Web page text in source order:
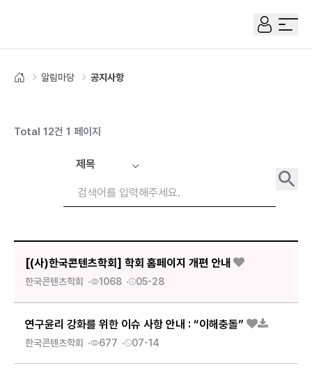
전체
알림마당 공지사항
Total 12건 1 페이지
검색
[(사)한국콘텐츠학회] 학회 홈페이지 개편 안내
한국콘텐츠학회 1068 05-28
연구윤리 강화를 위한 이슈 사항 안내 : “이해충돌”
한국콘텐츠학회 677 07-14